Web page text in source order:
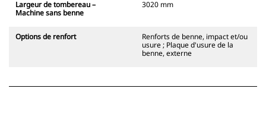
Largeur de tombereau –
Machine sans benne
3020 mm
Options de renfort
Renforts de benne, impact et/ou
usure ; Plaque d'usure de la
benne, externe